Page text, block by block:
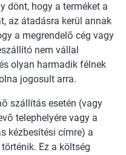
dönt, hogy a terméket a
az átadásra kerül annak
a megrendelő cég vagy
nem vállal
olyan harmadik félnek
jogosult arra.
szállítás esetén (vagy
telephelyére vagy a
kézbesítési címre) a
Ez a költség